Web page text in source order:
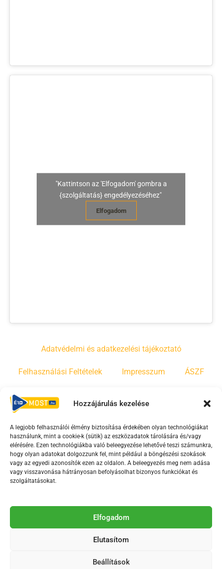
Hozzájárulás kezelése
A legjobb felhasználói élmény biztosítása érdekében olyan technológiákat
használunk, mint a cookie-k (sütik) az eszközadatok tárolására és/vagy
elérésére. Ezen technológiákba való beleegyezése lehetővé teszi számunkra,
hogy olyan adatokat dolgozzunk fel, mint például a böngészési szokások
vagy az egyedi azonosítók ezen az oldalon. A beleegyezés meg nem adása
vagy visszavonása hátrányosan befolyásolhat bizonyos funkciókat és
szolgáltatásokat.
Elfogadom
Elutasítom
Beállítások
"Kattintson az 'Elfogadom' gombra a
{szolgáltatás} engedélyezéséhez"
Elfogadom
Adatvédelmi és adatkezelési tájékoztató
Felhasználási Feltételek Impresszum ÁSZF
Irányelvek
F
a
c
e
b
o
-
Y
o
u
t
u
e
s
T
i
k
t
Az Érd Média médiaszolgáltatási tevékenységét a
Médiatanács a Magyar Média Mecenatúra program
2018-2026. © Minden jog fenntartva, Érd Megyei Jogú Város